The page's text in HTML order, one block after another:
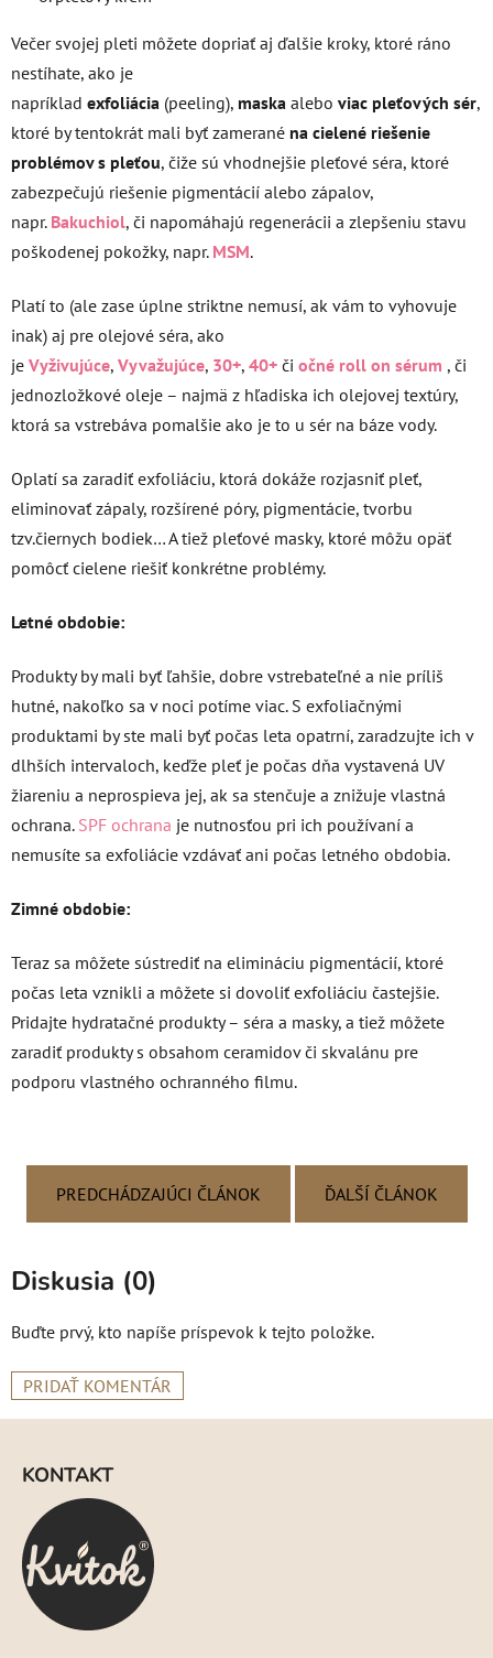
Večer svojej pleti môžete dopriať aj ďalšie kroky, ktoré ráno
nestíhate, ako je
napríklad exfoliácia (peeling), maska alebo viac pleťových sér,
ktoré by tentokrát mali byť zamerané na cielené riešenie
problémov s pleťou, čiže sú vhodnejšie pleťové séra, ktoré
zabezpečujú riešenie pigmentácií alebo zápalov,
napr. Bakuchiol, či napomáhajú regenerácii a zlepšeniu stavu
poškodenej pokožky, napr. MSM.
Platí to (ale zase úplne striktne nemusí, ak vám to vyhovuje
inak) aj pre olejové séra, ako
je Vyživujúce, Vyvažujúce, 30+, 40+ či očné roll on sérum , či
jednozložkové oleje – najmä z hľadiska ich olejovej textúry,
ktorá sa vstrebáva pomalšie ako je to u sér na báze vody.
Oplatí sa zaradiť exfoliáciu, ktorá dokáže rozjasniť pleť,
eliminovať zápaly, rozšírené póry, pigmentácie, tvorbu
tzv.čiernych bodiek… A tiež pleťové masky, ktoré môžu opäť
pomôcť cielene riešiť konkrétne problémy.
Letné obdobie:
Produkty by mali byť ľahšie, dobre vstrebateľné a nie príliš
hutné, nakoľko sa v noci potíme viac. S exfoliačnými
produktami by ste mali byť počas leta opatrní, zaradzujte ich v
dlhších intervaloch, keďže pleť je počas dňa vystavená UV
žiareniu a neprospieva jej, ak sa stenčuje a znižuje vlastná
ochrana. SPF ochrana je nutnosťou pri ich používaní a
nemusíte sa exfoliácie vzdávať ani počas letného obdobia.
Zimné obdobie:
Teraz sa môžete sústrediť na elimináciu pigmentácií, ktoré
počas leta vznikli a môžete si dovoliť exfoliáciu častejšie.
Pridajte hydratačné produkty – séra a masky, a tiež môžete
zaradiť produkty s obsahom ceramidov či skvalánu pre
podporu vlastného ochranného filmu.
PREDCHÁDZAJÚCI ČLÁNOK ĎALŠÍ ČLÁNOK
Diskusia (0)
Buďte prvý, kto napíše príspevok k tejto položke.
PRIDAŤ KOMENTÁR
KONTAKT